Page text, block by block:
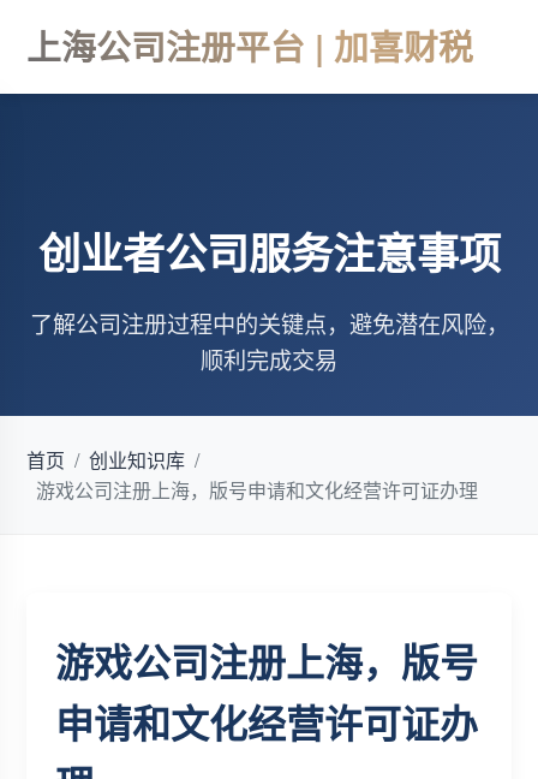
上海公司注册平台 | 加喜财税
创业者公司服务注意事项
了解公司注册过程中的关键点，避免潜在风险，
顺利完成交易
首页 / 创业知识库 /
游戏公司注册上海，版号申请和文化经营许可证办理
游戏公司注册上海，版号
申请和文化经营许可证办